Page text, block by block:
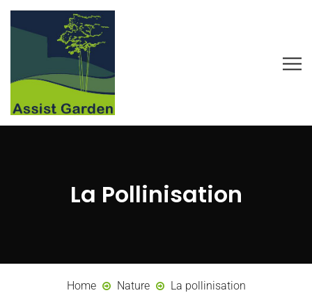
La Pollinisation
Home Nature La pollinisation